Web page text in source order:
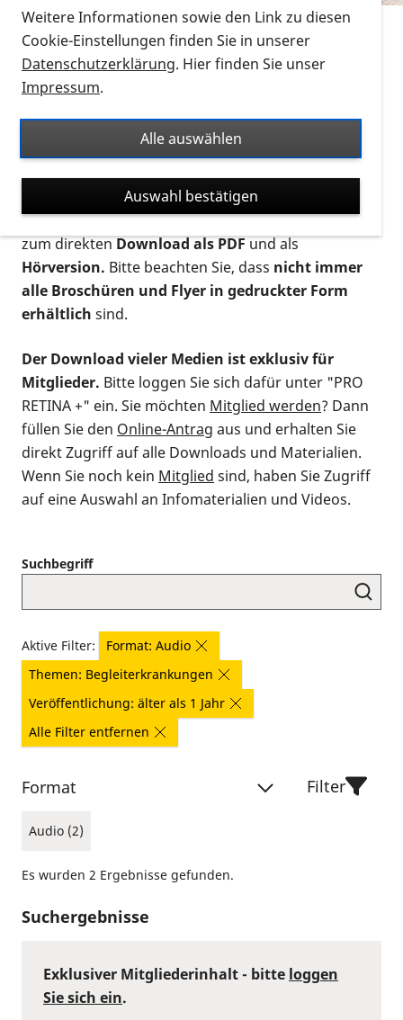
Thema Infomaterial auf der PRO RETINA-Website
für blinde und sehbehinderte Menschen an.
Auf dieser Seite finden Sie sämtliches Infomaterial
Ort. Nutzen Sie den Formatfilter, um ausschließlich
nach Flyern und Broschüren, Audios oder Videos zu
suchen. Die meisten Flyer und Broschüren werden in
verschiedenen Formaten angeboten: zur
postalischen Bestellung als gedruckte Variante
zum direktenDownload als PDFund als
Hörversion. Bitte beachten Sie, dass nicht immer
alle Broschüren und Flyer in gedruckter Form
erhältlich sind.
Der Download vieler Medien ist exklusiv für
Mitglieder. Bitte loggen Sie sich dafür unter "PRO
RETINA +" ein. Sie möchten Mitglied werden? Dann
füllen Sie den Online-Antrag aus und erhalten Sie
direkt Zugriff auf alle Downloads und Materialien.
Wenn Sie noch kein Mitglied sind, haben Sie Zugriff
auf eine Auswahl an Infomaterialien und Videos.
Suchbegriff
Aktive Filter:
Format: Audio
Themen: Begleiterkrankungen
Veröffentlichung: älter als 1 Jahr
Alle Filter entfernen
Format
Audio (2)
Filter
Es wurden 2 Ergebnisse gefunden.
Suchergebnisse
Exklusiver Mitgliederinhalt - bitte loggen
Sie sich ein.
Weitere Informationen sowie den Link zu diesen
Cookie-Einstellungen finden Sie in unserer
Datenschutzerklärung. Hier finden Sie unser
Impressum.
Alle auswählen
Auswahl bestätigen